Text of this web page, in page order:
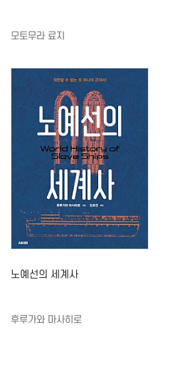
모토무라 료지
노예선의 세계사
후루가와 마사히로